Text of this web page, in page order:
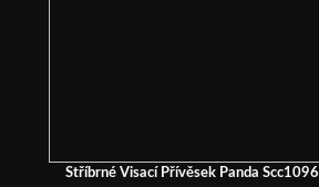
Stříbrné Visací Přívěsek Panda Scc1096